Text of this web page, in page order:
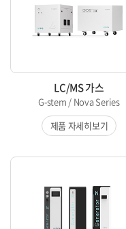
LC/MS 가스
G-stem / Nova Series
제품 자세히보기